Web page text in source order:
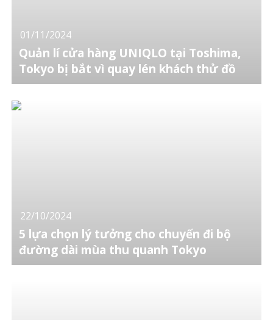
01/11/2024
Quản lí cửa hàng UNIQLO tại Toshima,
Tokyo bị bắt vì quay lén khách thử đồ
22/10/2024
5 lựa chọn lý tưởng cho chuyến đi bộ
đường dài mùa thu quanh Tokyo